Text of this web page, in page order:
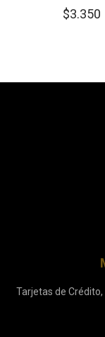
$3.350
Tarjetas de